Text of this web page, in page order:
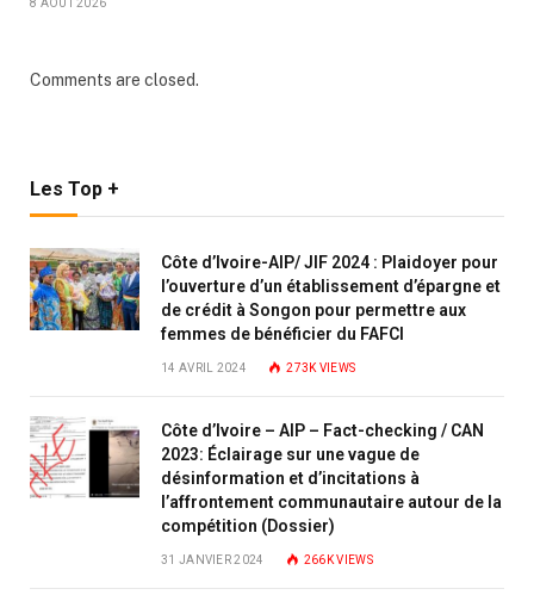
Comments are closed.
Les Top +
Côte d’Ivoire-AIP/ JIF 2024 : Plaidoyer pour
l’ouverture d’un établissement d’épargne et
de crédit à Songon pour permettre aux
femmes de bénéficier du FAFCI
14 AVRIL 2024 273K VIEWS
Côte d’Ivoire – AIP – Fact-checking / CAN
2023: Éclairage sur une vague de
désinformation et d’incitations à
l’affrontement communautaire autour de la
compétition (Dossier)
31 JANVIER 2024 266KVIEWS